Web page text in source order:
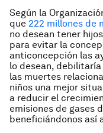
Según la
que 222 millones de
no desean tener
para evitar la
anticoncepción las
lo desean,
las muertes
niños una mejor
a reducir el
emisiones de gases
beneficiándonos así